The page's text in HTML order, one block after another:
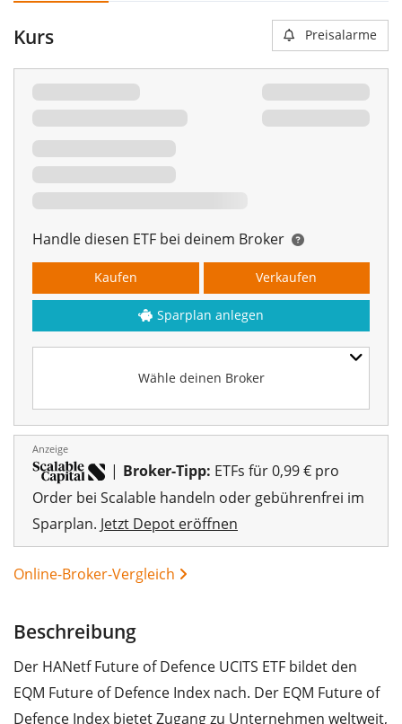
Kurs Preisalarme
Handle diesen ETF bei deinem Broker
Wähle deinen Broker
Kaufen Verkaufen
Sparplan anlegen
Anzeige
| Broker-Tipp: ETFs für 0,99 € pro
Order bei Scalable handeln oder gebührenfrei im
Sparplan. Jetzt Depot eröffnen
Online-Broker-Vergleich
Beschreibung
Der HANetf Future of Defence UCITS ETF bildet den
EQM Future of Defence Index nach. Der EQM Future of
Defence Index bietet Zugang zu Unternehmen weltweit,